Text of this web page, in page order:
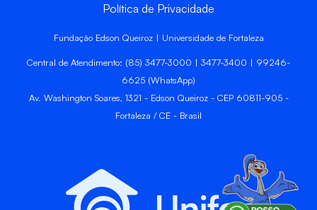
Política de Privacidade
Fundação Edson Queiroz | Universidade de Fortaleza
Central de Atendimento: (85) 3477-3000 | 3477-3400 | 99246-
6625 (WhatsApp)
Av. Washington Soares, 1321 - Edson Queiroz - CEP 60811-905 -
Fortaleza / CE - Brasil